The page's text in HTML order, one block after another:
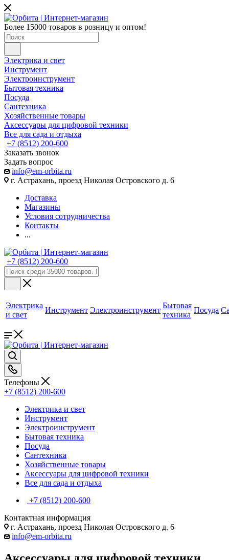
Более 15000 товаров в розницу и оптом!
Электрика и свет
Инструмент
Электроинструмент
Бытовая техника
Посуда
Сантехника
Хозяйственные товары
Аксессуары для цифровой техники
Все для сада и отдыха
+7 (8512) 200-600
Заказать звонок
Задать вопрос
info@em-orbita.ru
г. Астрахань, проезд Николая Островского д. 6
Доставка
Магазины
Условия сотрудничества
Контакты
...
+7 (8512) 200-600
Электрика
и свет
Инструмент Электроинструмент
Бытовая
техника
Посуда
Телефоны
+7 (8512) 200-600
Электрика и свет
Инструмент
Электроинструмент
Бытовая техника
Посуда
Сантехника
Хозяйственные товары
Аксессуары для цифровой техники
Все для сада и отдыха
+7 (8512) 200-600
Контактная информация
г. Астрахань, проезд Николая Островского д. 6
info@em-orbita.ru